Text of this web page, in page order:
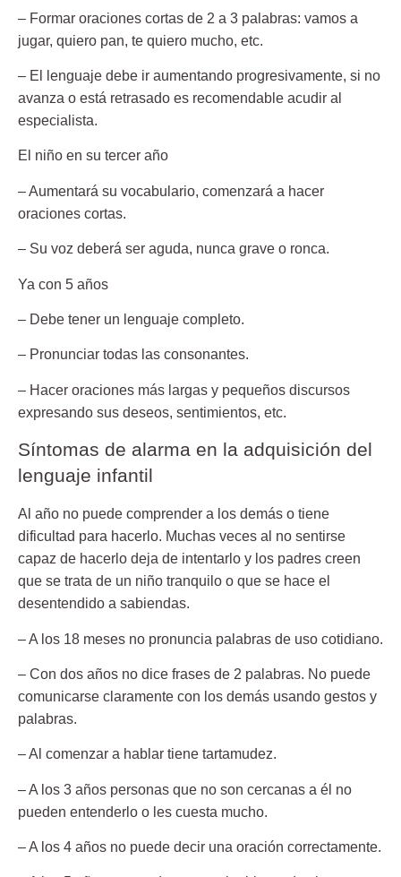
– Formar oraciones cortas de 2 a 3 palabras: vamos a
jugar, quiero pan, te quiero mucho, etc.
– El lenguaje debe ir aumentando progresivamente, si no
avanza o está retrasado es recomendable acudir al
especialista.
El niño en su tercer año
– Aumentará su vocabulario, comenzará a hacer
oraciones cortas.
– Su voz deberá ser aguda, nunca grave o ronca.
Ya con 5 años
– Debe tener un lenguaje completo.
– Pronunciar todas las consonantes.
– Hacer oraciones más largas y pequeños discursos
expresando sus deseos, sentimientos, etc.
Síntomas de alarma en la adquisición del
lenguaje infantil
Al año no puede comprender a los demás o tiene
dificultad para hacerlo. Muchas veces al no sentirse
capaz de hacerlo deja de intentarlo y los padres creen
que se trata de un niño tranquilo o que se hace el
desentendido a sabiendas.
– A los 18 meses no pronuncia palabras de uso cotidiano.
– Con dos años no dice frases de 2 palabras. No puede
comunicarse claramente con los demás usando gestos y
palabras.
– Al comenzar a hablar tiene tartamudez.
– A los 3 años personas que no son cercanas a él no
pueden entenderlo o les cuesta mucho.
– A los 4 años no puede decir una oración correctamente.